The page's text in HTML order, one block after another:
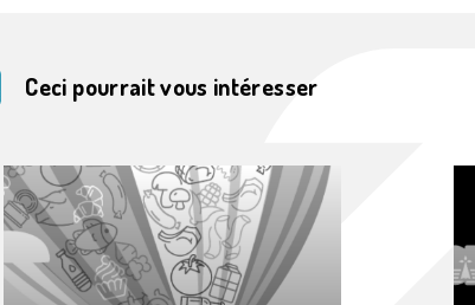
Ceci pourrait vous intéresser